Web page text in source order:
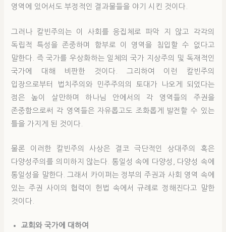
영역에 있어서도 부정적인 결과물들을 야기 시킨 것이다.
그러나 칼빈주의는 이 사회를 응집체로 파악 지 않고 각각의
독립적 특성을 존중하며 함부로 이 영역을 침입할 수 없다고
말한다. 즉 국가를 우상화하는 일체의 국가 지상주의 및 독재적인
국가에 대해 비판한 것이다. 그리하여 이런 칼빈주의
입장으로부터 법치주의와 민주주의의 토대가 나오게 되었다는
점은 높이 살만하며 하나님 안에서의 각 영역들의 주권을
존중함으로써 각 영역들은 자유롭고도 조화롭게 발전할 수 있는
틀을 가지게 된 것이다.
물론 이러한 칼빈주의 사상은 결코 극단적인 상대주의 혹은
다양성주의를 의미하지 않는다. 통일성 속에 다양성, 다양성 속에
통일성을 말한다. 그래서 카이퍼는 정부의 주권과 사회 영역 속에
있는 주권 사이의 협력이 헌법 속에서 규례로 정해진다고 말한
것이다.
교회와 국가에 대하여